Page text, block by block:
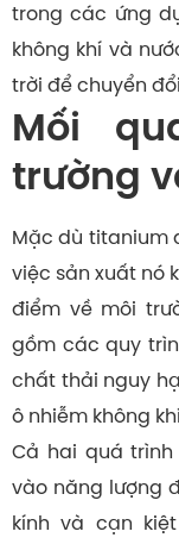
trong các ứng
không khí và
trời để chuyển
Mối
trường
Mặc dù titanium
việc sản xuất nó
điểm về môi
gồm các quy
chất thải nguy
ô nhiễm không
Cả hai quá
vào năng lượng
kính và cạn